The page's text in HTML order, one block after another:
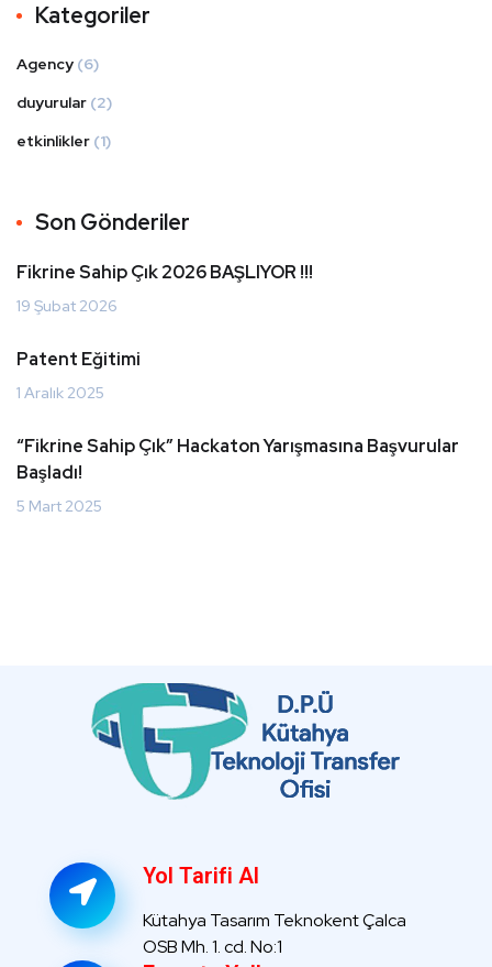
Kategoriler
Agency (6)
duyurular (2)
etkinlikler (1)
Son Gönderiler
Fikrine Sahip Çık 2026 BAŞLIYOR !!!
19 Şubat 2026
Patent Eğitimi
1 Aralık 2025
“Fikrine Sahip Çık” Hackaton Yarışmasına Başvurular
Başladı!
5 Mart 2025
Yol Tarifi Al
Kütahya Tasarım Teknokent Çalca
OSB Mh. 1. cd. No:1